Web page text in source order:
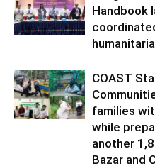
Handbook
COAST
families
while
another
Bazar and